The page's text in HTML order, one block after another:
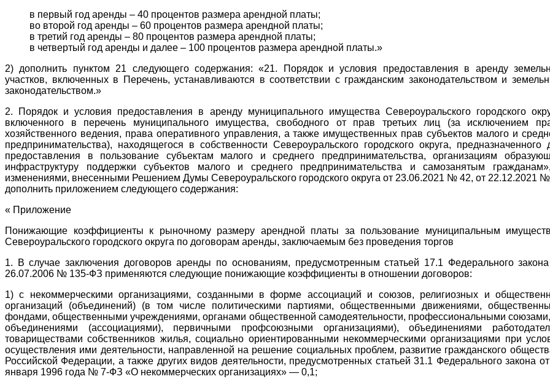
в первый год аренды – 40 процентов размера арендной платы;
во второй год аренды – 60 процентов размера арендной платы;
в третий год аренды – 80 процентов размера арендной платы;
в четвертый год аренды и далее – 100 процентов размера арендной платы.»
2) дополнить пунктом 21 следующего содержания: «21. Порядок и условия предоставления в аренду
участков, включенных в Перечень, устанавливаются в соответствии с гражданским законодательством и
законодательством.»
2. Порядок и условия предоставления в аренду муниципального имущества Североуральского городского
включенного в перечень муниципального имущества, свободного от прав третьих лиц (за исключением
хозяйственного ведения, права оперативного управления, а также имущественных прав субъектов малого и
предпринимательства), находящегося в собственности Североуральского городского округа, предназначенного
предоставления в пользование субъектам малого и среднего предпринимательства, организациям
инфраструктуру поддержки субъектов малого и среднего предпринимательства и самозанятым
изменениями, внесенными Решением Думы Североуральского городского округа от 23.06.2021 № 42, от 22.12.2021
дополнить приложением следующего содержания:
« Приложение
Понижающие коэффициенты к рыночному размеру арендной платы за пользование муниципальным
Североуральского городского округа по договорам аренды, заключаемым без проведения торгов
1. В случае заключения договоров аренды по основаниям, предусмотренным статьей 17.1 Федерального
26.07.2006 № 135-ФЗ применяются следующие понижающие коэффициенты в отношении договоров:
1) с некоммерческими организациями, созданными в форме ассоциаций и союзов, религиозных и
организаций (объединений) (в том числе политическими партиями, общественными движениями,
фондами, общественными учреждениями, органами общественной самодеятельности, профессиональными
объединениями (ассоциациями), первичными профсоюзными организациями), объединениями
товариществами собственников жилья, социально ориентированными некоммерческими организациями при
осуществления ими деятельности, направленной на решение социальных проблем, развитие гражданского
Российской Федерации, а также других видов деятельности, предусмотренных статьей 31.1 Федерального закона
января 1996 года № 7-ФЗ «О некоммерческих организациях» — 0,1;